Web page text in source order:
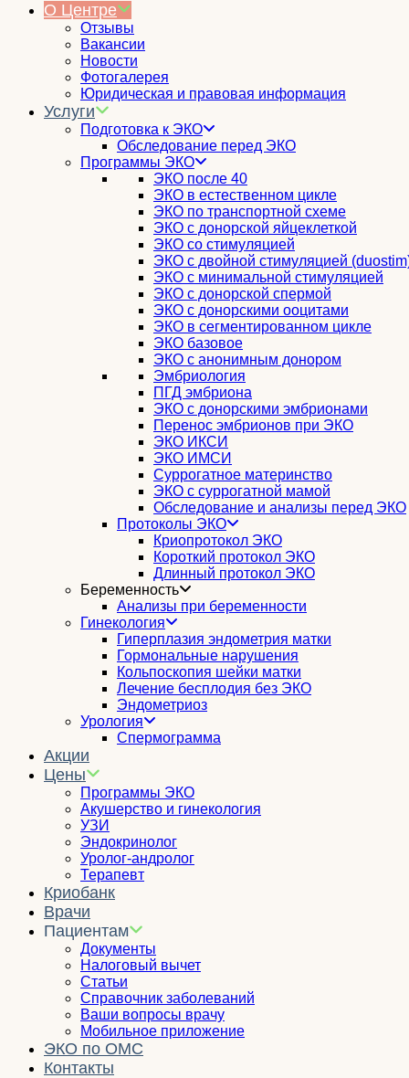
О Центре
Отзывы
Вакансии
Новости
Фотогалерея
Юридическая и правовая информация
Услуги
Подготовка к ЭКО
Обследование перед ЭКО
Программы ЭКО
ЭКО после 40
ЭКО в естественном цикле
ЭКО по транспортной схеме
ЭКО с донорской яйцеклеткой
ЭКО со стимуляцией
ЭКО с двойной стимуляцией
ЭКО с минимальной стимуляцией
ЭКО с донорской спермой
ЭКО с донорскими ооцитами
ЭКО в сегментированном цикле
ЭКО базовое
ЭКО с анонимным донором
Эмбриология
ПГД эмбриона
ЭКО с донорскими эмбрионами
Перенос эмбрионов при ЭКО
ЭКО ИКСИ
ЭКО ИМСИ
Суррогатное материнство
ЭКО с суррогатной мамой
Обследование и анализы перед ЭКО
Протоколы ЭКО
Криопротокол ЭКО
Короткий протокол ЭКО
Длинный протокол ЭКО
Беременность
Анализы при беременности
Гинекология
Гиперплазия эндометрия матки
Гормональные нарушения
Кольпоскопия шейки матки
Лечение бесплодия без ЭКО
Эндометриоз
Урология
Спермограмма
Акции
Цены
Программы ЭКО
Акушерство и гинекология
УЗИ
Эндокринолог
Уролог-андролог
Терапевт
Криобанк
Врачи
Пациентам
Документы
Налоговый вычет
Статьи
Справочник заболеваний
Ваши вопросы врачу
Мобильное приложение
ЭКО по ОМС
Контакты